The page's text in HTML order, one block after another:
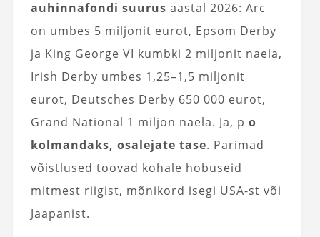
auhinnafondi suurus aastal 2026: Arc
on umbes 5 miljonit eurot, Epsom Derby
ja King George VI kumbki 2 miljonit naela,
Irish Derby umbes 1,25–1,5 miljonit
eurot, Deutsches Derby 650 000 eurot,
Grand National 1 miljon naela. Ja, p o
kolmandaks, osalejate tase. Parimad
võistlused toovad kohale hobuseid
mitmest riigist, mõnikord isegi USA-st või
Jaapanist.